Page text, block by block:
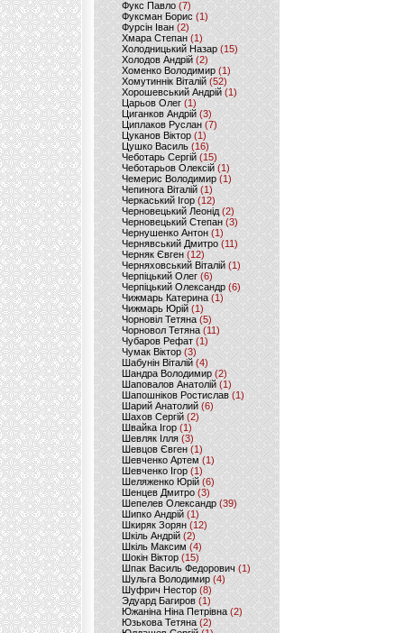
Фукс Павло (7)
Фуксман Борис (1)
Фурсін Іван (2)
Хмара Степан(1)
Холодницький Назар(15)
Холодов Андрій (2)
Хоменко Володимир (1)
Хомутиннік Віталій (52)
Хорошевський Андрій (1)
Царьов Олег (1)
Циганков Андрій (3)
Циплаков Руслан(7)
Цуканов Віктор (1)
Цушко Василь (16)
Чеботарь Сергій (15)
Чеботарьов Олексій (1)
Чемерис Володимир (1)
Чепинога Віталій (1)
Черкаський Ігор (12)
Черновецький Леонід(2)
Черновецький Степан (3)
Чернушенко Антон (1)
Чернявський Дмитро(11)
Черняк Євген(12)
Черняховський Віталій (1)
Черпіцький Олег (6)
Черпіцький Олександр (6)
Чижмарь Катерина (1)
Чижмарь Юрій (1)
Чорновіл Тетяна (5)
Чорновол Тетяна (11)
Чубаров Рефат (1)
Чумак Віктор(3)
Шабунін Віталій (4)
Шандра Володимир (2)
Шаповалов Анатолій(1)
Шапошніков Ростислав(1)
Шарий Анатолий(6)
Шахов Сергій(2)
Швайка Ігор (1)
Шевляк Ілля (3)
Шевцов Євген (1)
Шевченко Артем(1)
Шевченко Ігор(1)
Шеляженко Юрій (6)
Шенцев Дмитро (3)
Шепелев Олександр (39)
Шипко Андрій(1)
Шкиряк Зорян(12)
Шкіль Андрій(2)
Шкіль Максим (4)
Шокін Віктор (15)
Шпак Василь Федорович (1)
Шульга Володимир (4)
Шуфрич Нестор(8)
Эдуард Багиров (1)
Южаніна Ніна Петрівна (2)
Юзькова Тетяна(2)